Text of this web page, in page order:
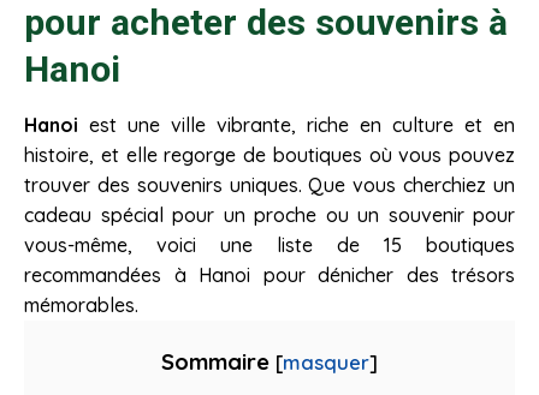
pour acheter des souvenirs à
Hanoi
Hanoi est une ville vibrante, riche en culture et en
histoire, et elle regorge de boutiques où vous pouvez
trouver des souvenirs uniques. Que vous cherchiez un
cadeau spécial pour un proche ou un souvenir pour
vous-même, voici une liste de 15 boutiques
recommandées à Hanoi pour dénicher des trésors
mémorables.
Sommaire [masquer]